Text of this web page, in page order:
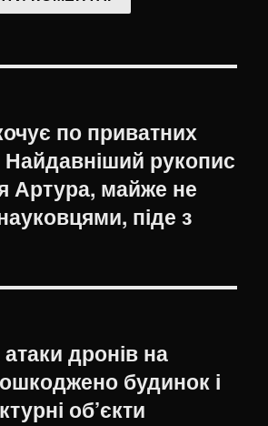
по приватних
Найдавніший рукопис
Артура, майже не
піде з
дронів на
будинок і
об’єкти